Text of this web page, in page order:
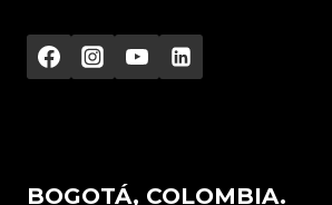
BOGOTÁ, COLOMBIA.